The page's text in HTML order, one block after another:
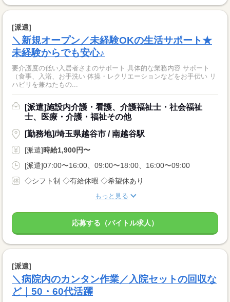
[派遣]
＼新規オープン／未経験OKの生活サポート★
未経験からでも安心♪
要介護度の低い入居者さまのサポート 具体的な業務内容 サポート
（食事、入浴、お手洗い 体操・レクリエーションなどをお手伝い リ
ハビリを兼ねたもの...
[派遣]施設内介護・看護、介護福祉士・社会福祉
士、医療・介護・福祉その他
[勤務地]/埼玉県越谷市 / 南越谷駅
[派遣]時給1,900円〜
[派遣]07:00〜16:00、09:00〜18:00、16:00〜09:00
◇シフト制 ◇有給休暇 ◇希望休あり
もっと見る
応募する（バイトル求人）
[派遣]
＼病院内のカンタン作業／入院セットの回収な
ど｜50・60代活躍